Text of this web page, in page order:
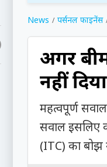
News पर्सनल फाइनेंस
अगर
नहीं
महत्वपूर्ण
सवाल इसलिए
(ITC) का बोझ